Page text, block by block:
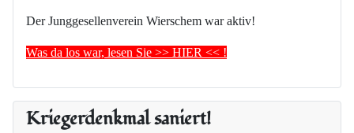
Der Junggesellenverein Wierschem war aktiv!
Was da los war, lesen Sie >> HIER << !
Kriegerdenkmal saniert!